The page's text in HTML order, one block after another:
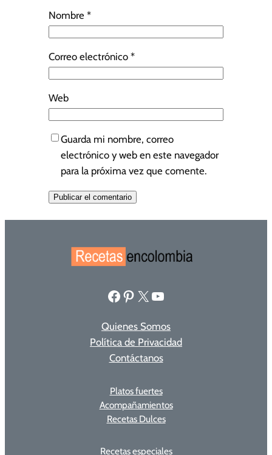
Nombre *
Correo electrónico *
Web
Guarda mi nombre, correo
electrónico y web en este navegador
para la próxima vez que comente.
Facebook Pinterest X YouTube
Quienes Somos
Política de Privacidad
Contáctanos
Platos fuertes
Acompañamientos
Recetas Dulces
Recetas especiales